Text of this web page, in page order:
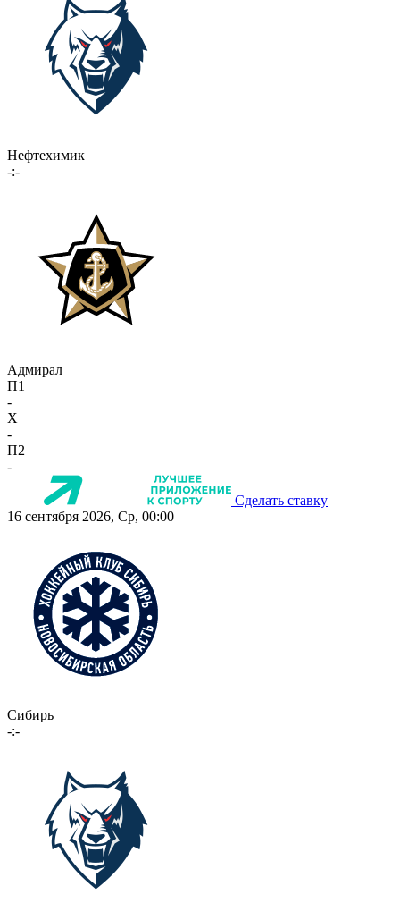
Нефтехимик
-:-
Адмирал
П1
-
X
-
П2
-
Сделать ставку
16 сентября 2026, Ср, 00:00
Сибирь
-:-